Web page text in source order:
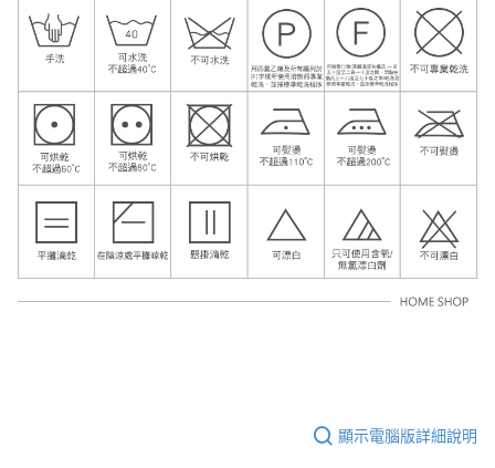
顯示電腦版詳細說明